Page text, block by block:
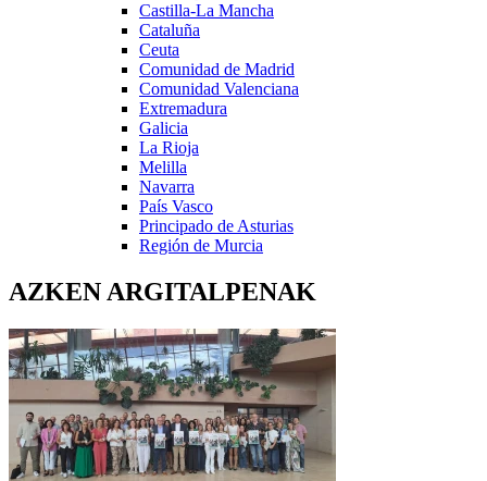
Castilla-La Mancha
Cataluña
Ceuta
Comunidad de Madrid
Comunidad Valenciana
Extremadura
Galicia
La Rioja
Melilla
Navarra
País Vasco
Principado de Asturias
Región de Murcia
AZKEN ARGITALPENAK